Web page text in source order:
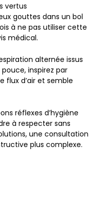
vertus
gouttes dans un bol
à ne pas utiliser cette
médical.
alternée issus
inspirez par
flux d’air et semble
réflexes d’hygiène
à respecter sans
une consultation
plus complexe.